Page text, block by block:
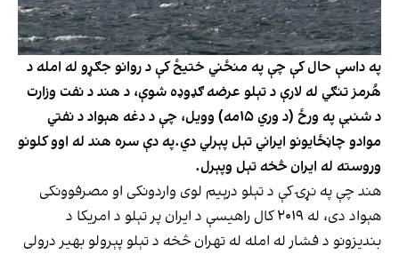
په داسې حال کې چې په منځني ختیځ کې د روانو جګړو له امله د
هُرمز تنګي له لارې د تېلو عرضه ګډوډه شوې، د هند د نفت وزارت
د شنبې په ورځ (د وري ۱۵مه) وویل، چې د دغه هېواد د نفتي
موادو چاڼځایونو ایراني تېل پېرلي دي.په دې سره هند له اوو کلونو
وروسته له ایران څخه تېل وپېرل.
هند چې په نړۍ کې د تېلو درېیم لوی واردونکی او مصرفوونکی
هېواد دی، له ۲۰۱۹ کال راهیسې د ایران پر تېلو د امریکا د
بندیزونو د فشار له امله له تهران څخه د تېلو پېرولو بهیر درولی